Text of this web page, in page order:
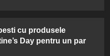
cu produsele
Day pentru un par